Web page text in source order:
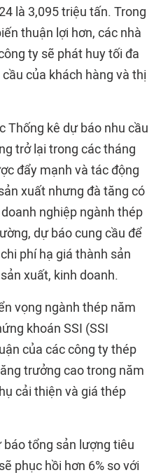
là 3,095 triệu tấn. Trong
thuận lợi hơn, các nhà
ty sẽ phát huy tối đa
của khách hàng và thị
Thống kê dự báo nhu cầu
trở lại trong các tháng
đẩy mạnh và tác động
xuất nhưng đà tăng có
nghiệp ngành thép
dự báo cung cầu để
phí hạ giá thành sản
xuất, kinh doanh.
vọng ngành thép năm
khoán SSI (SSI
của các công ty thép
trưởng cao trong năm
cải thiện và giá thép
báo tổng sản lượng tiêu
phục hồi hơn 6% so với